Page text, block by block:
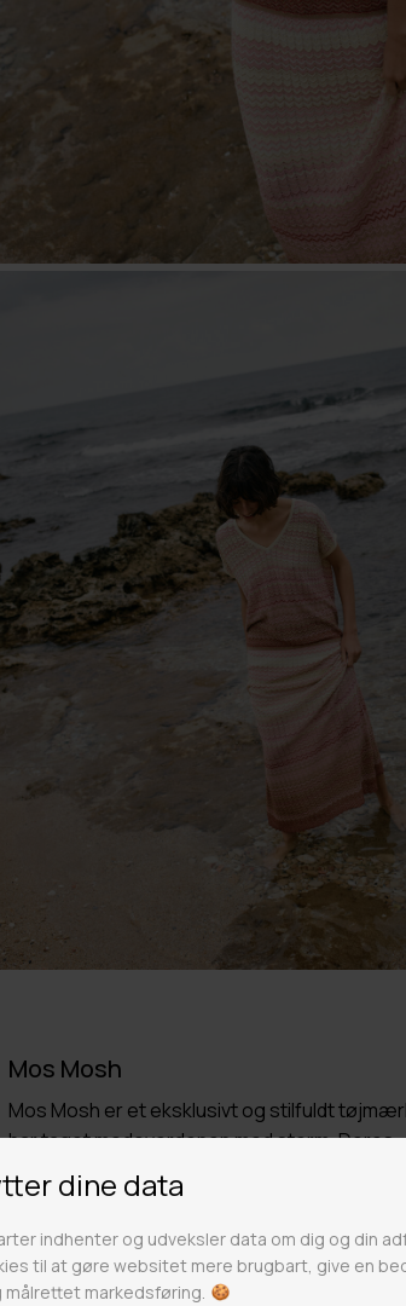
Mos Mosh
Mos Mosh er et eksklusivt og stilfuldt
har taget modeverdenen med storm. Deres
kollektioner er designet til kvinder, der ønsker
udstråle selvtillid og elegance i enhver
fokus på kvalitet og detaljer er Mos Mosh et
mest eftertragtede tøjmærker på markedet.
Mosh tilbyder en bred vifte af produkter, der